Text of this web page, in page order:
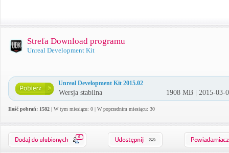
Strefa Download programu
Unreal Development Kit
Unreal Development Kit 2015.02
Wersja stabilna 1908 MB | 2015-03-
Ilość pobrań: 1582 | W tym miesiącu: 0 | W poprzednim miesiącu: 30
0